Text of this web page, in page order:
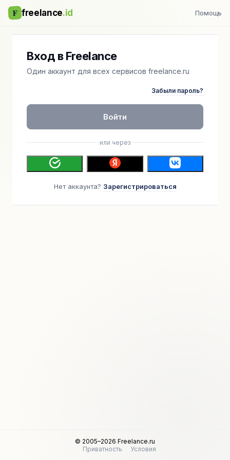
F freelance.id Помощь
Вход в Freelance
Один аккаунт для всех сервисов freelance.ru
Забыли пароль?
Войти
или через
Нет аккаунта? Зарегистрироваться
© 2005–2026 Freelance.ru
Приватность
Условия